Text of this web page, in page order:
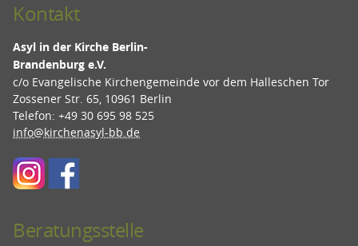
Kontakt
Asyl in der Kirche Berlin-
Brandenburg e.V.
c/o Evangelische Kirchengemeinde vor dem Halleschen Tor
Zossener Str. 65, 10961 Berlin
Telefon: +49 30 695 98 525
info@kirchenasyl-bb.de
Beratungsstelle